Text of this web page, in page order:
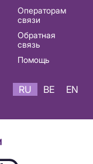
Операторам
связи
Обратная
связь
Помощь
RU BE EN